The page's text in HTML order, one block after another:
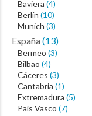
Baviera (4)
Berlín (10)
Munich (3)
España(13)
Bermeo (3)
Bilbao (4)
Cáceres (3)
Cantabria (1)
Extremadura (5)
País Vasco (7)